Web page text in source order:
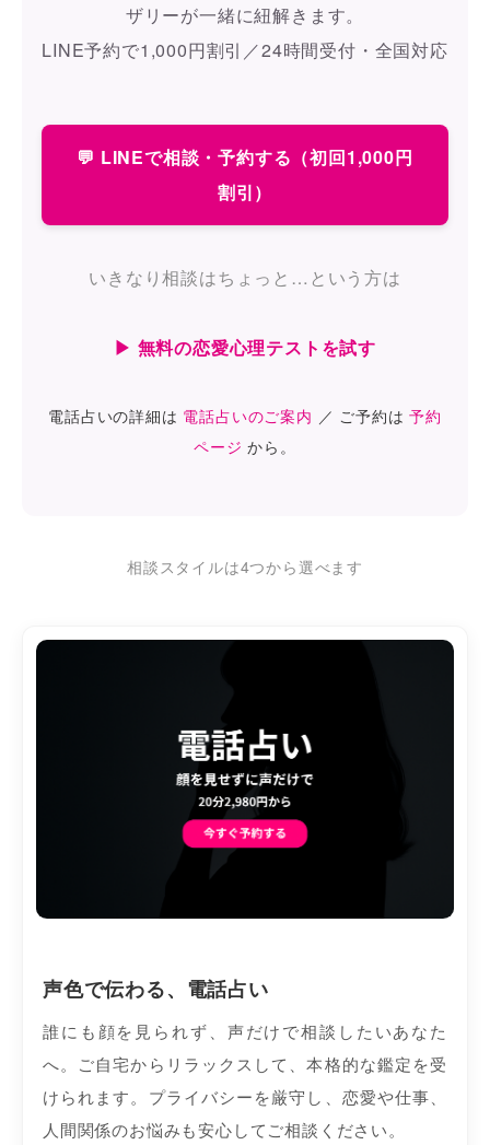
ザリーが一緒に紐解きます。
LINE予約で1,000円割引／24時間受付・全国対応
💬 LINEで相談・予約する（初回1,000円
割引）
いきなり相談はちょっと…という方は
▶ 無料の恋愛心理テストを試す
電話占いの詳細は 電話占いのご案内 ／ ご予約は予約
ページ から。
相談スタイルは4つから選べます
声色で伝わる、電話占い
誰にも顔を見られず、声だけで相談したいあなた
へ。ご自宅からリラックスして、本格的な鑑定を受
けられます。プライバシーを厳守し、恋愛や仕事、
人間関係のお悩みも安心してご相談ください。